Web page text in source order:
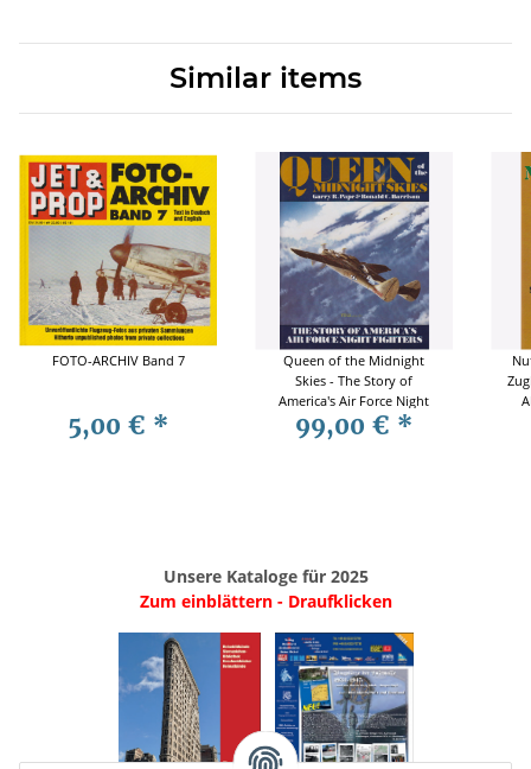
Similar items
FOTO-ARCHIV Band 7
5,00 € *
Queen of the Midnight
Skies - The Story of
America's Air Force Night
Fighters - Pape / Harrison
99,00 € *
Unsere Kataloge für 2025
Zum einblättern - Draufklicken
. ..